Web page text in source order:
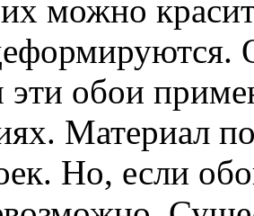
можно
эти обои
Материал
Но, если